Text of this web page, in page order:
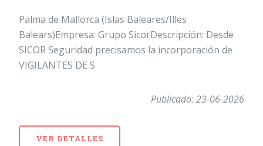
Palma de Mallorca (Islas Baleares/Illes
Balears)Empresa: Grupo SicorDescripción: Desde
SICOR Seguridad precisamos la incorporación de
VIGILANTES DE S
Publicado: 23-06-2026
VER DETALLES